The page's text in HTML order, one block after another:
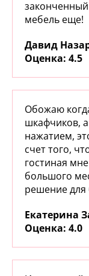
мебель еще!
Давид
: 4.5
Обожаю
шкафчиков,
нажатием,
счет того,
гостиная
большого
решение
Екатерина
: 4.0